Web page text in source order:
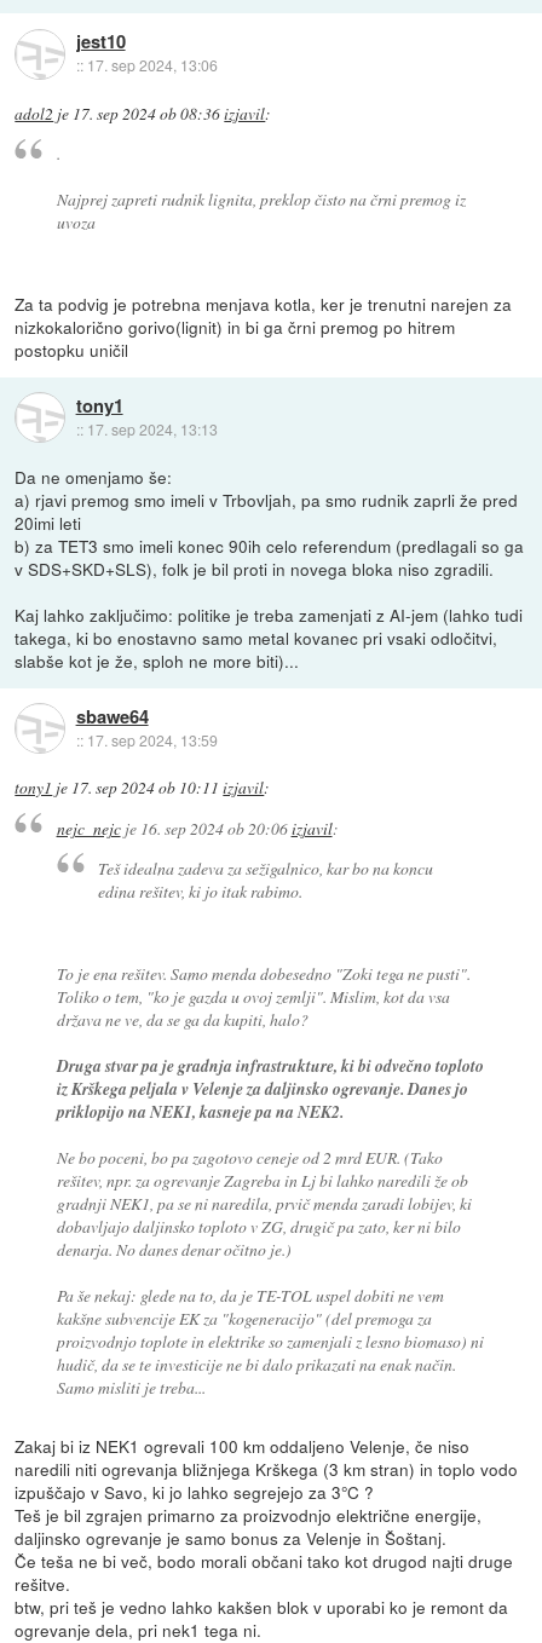
jest10
:: 17. sep 2024, 13:06
adol2 je 17. sep 2024 ob 08:36izjavil:
.
Najprej zapreti rudnik lignita, preklop čisto na črni premog iz
uvoza
Za ta podvig je potrebna menjava kotla, ker je trenutni narejen za
nizkokalorično gorivo(lignit) in bi ga črni premog po hitrem
postopku uničil
tony1
:: 17. sep 2024, 13:13
Da ne omenjamo še:
a) rjavi premog smo imeli v Trbovljah, pa smo rudnik zaprli že pred
20imi leti
b) za TET3 smo imeli konec 90ih celo referendum (predlagali so ga
v SDS+SKD+SLS), folk je bil proti in novega bloka niso zgradili.
Kaj lahko zaključimo: politike je treba zamenjati z AI-jem (lahko tudi
takega, ki bo enostavno samo metal kovanec pri vsaki odločitvi,
slabše kot je že, sploh ne more biti)...
sbawe64
:: 17. sep 2024, 13:59
tony1 je 17. sep 2024 ob 10:11 izjavil:
nejc_nejcje 16. sep 2024 ob 20:06izjavil:
Teš idealna zadeva za sežigalnico, kar bo na koncu
edina rešitev, ki jo itak rabimo.
To je ena rešitev. Samo menda dobesedno "Zoki tega ne pusti".
Toliko o tem, "ko je gazda u ovoj zemlji". Mislim, kot da vsa
država ne ve, da se ga da kupiti, halo?
Druga stvar pa je gradnja infrastrukture, ki bi odvečno toploto
iz Krškega peljala v Velenje za daljinsko ogrevanje. Danes jo
priklopijo na NEK1, kasneje pa na NEK2.
Ne bo poceni, bo pa zagotovo ceneje od 2 mrd EUR. (Tako
rešitev, npr. za ogrevanje Zagreba in Lj bi lahko naredili že ob
gradnji NEK1, pa se ni naredila, prvič menda zaradi lobijev, ki
dobavljajo daljinsko toploto v ZG, drugič pa zato, ker ni bilo
denarja. No danes denar očitno je.)
Pa še nekaj: glede na to, da je TE-TOL uspel dobiti ne vem
kakšne subvencije EK za "kogeneracijo" (del premoga za
proizvodnjo toplote in elektrike so zamenjali z lesno biomaso) ni
hudič, da se te investicije ne bi dalo prikazati na enak način.
Samo misliti je treba...
Zakaj bi iz NEK1 ogrevali 100 km oddaljeno Velenje, če niso
naredili niti ogrevanja bližnjega Krškega (3 km stran) in toplo vodo
izpuščajo v Savo, ki jo lahko segrejejo za 3°C ?
Teš je bil zgrajen primarno za proizvodnjo električne energije,
daljinsko ogrevanje je samo bonus za Velenje in Šoštanj.
Če teša ne bi več, bodo morali občani tako kot drugod najti druge
rešitve.
btw, pri teš je vedno lahko kakšen blok v uporabi ko je remont da
ogrevanje dela, pri nek1 tega ni.